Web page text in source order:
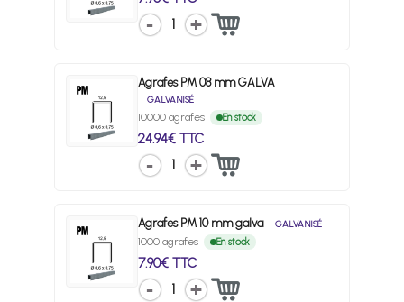
1
Agrafes PM 08 mm GALVA
GALVANISÉ
10000 agrafes En stock
24.94€ TTC
1
Agrafes PM 10 mm galva GALVANISÉ
1000 agrafes En stock
7.90€ TTC
1